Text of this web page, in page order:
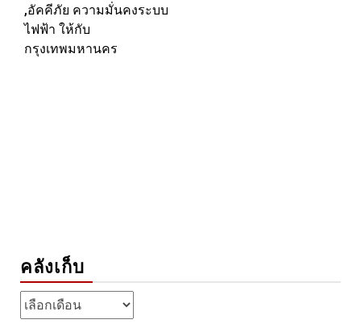
,อัคคีภัย ความมั่นคงระบบ
ไฟฟ้า ให้กับ
กรุงเทพมหานคร
คลังเก็บ
คลัง
เก็บ